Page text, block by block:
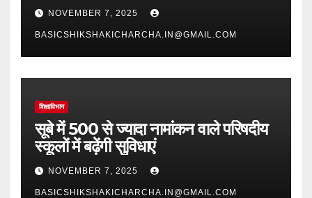
NOVEMBER 7, 2025
BASICSHIKSHAKICHARCHA.IN@GMAIL.COM
शिक्षाविभाग
सूबे में 500 से ज्यादा नामांकन वाले परिषदीय
स्कूलों में बढ़ेंगी सुविधाएं
NOVEMBER 7, 2025
BASICSHIKSHAKICHARCHA.IN@GMAIL.COM